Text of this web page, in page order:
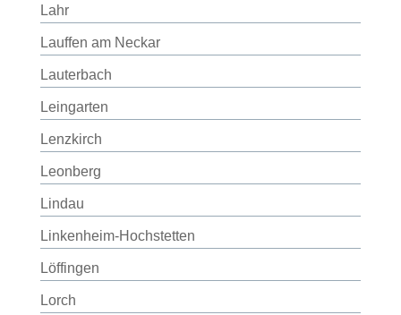
Lahr
Lauffen am Neckar
Lauterbach
Leingarten
Lenzkirch
Leonberg
Lindau
Linkenheim-Hochstetten
Löffingen
Lorch